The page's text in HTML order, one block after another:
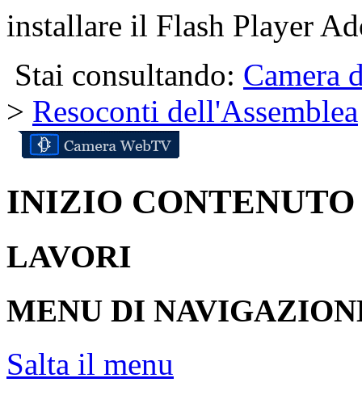
installare il Flash Player
Stai consultando: Camera
> Resoconti dell'Assemblea
INIZIO CONTENUTO
LAVORI
MENU DI
Salta il menu